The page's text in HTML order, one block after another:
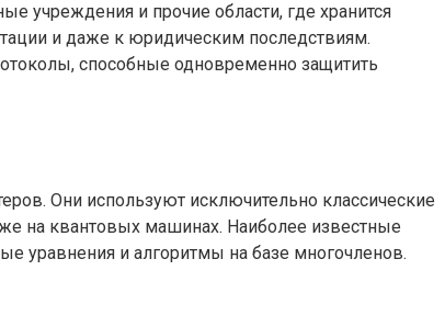
учреждения и прочие области, где хранится
и даже к юридическим последствиям.
способные одновременно защитить
Они используют исключительно классические
на квантовых машинах. Наиболее известные
уравнения и алгоритмы на базе многочленов.